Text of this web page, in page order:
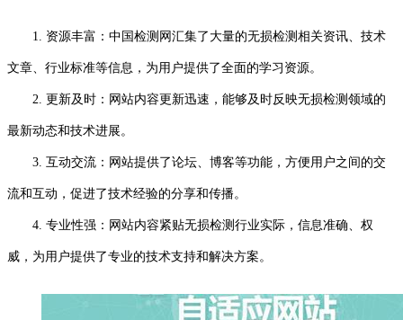
1. 资源丰富：中国检测网汇集了大量的无损检测相关资讯、技术
文章、行业标准等信息，为用户提供了全面的学习资源。
2. 更新及时：网站内容更新迅速，能够及时反映无损检测领域的
最新动态和技术进展。
3. 互动交流：网站提供了论坛、博客等功能，方便用户之间的交
流和互动，促进了技术经验的分享和传播。
4. 专业性强：网站内容紧贴无损检测行业实际，信息准确、权
威，为用户提供了专业的技术支持和解决方案。